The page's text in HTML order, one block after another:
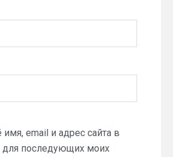
email и адрес сайта в
для последующих моих